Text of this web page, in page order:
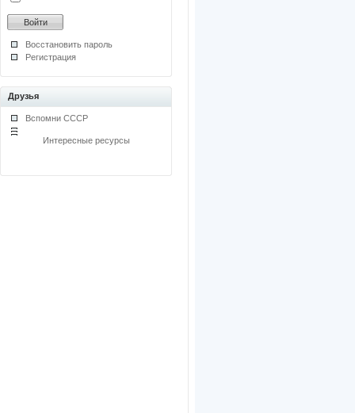
Восстановить пароль
Регистрация
Друзья
Вспомни СССР
Интересные ресурсы